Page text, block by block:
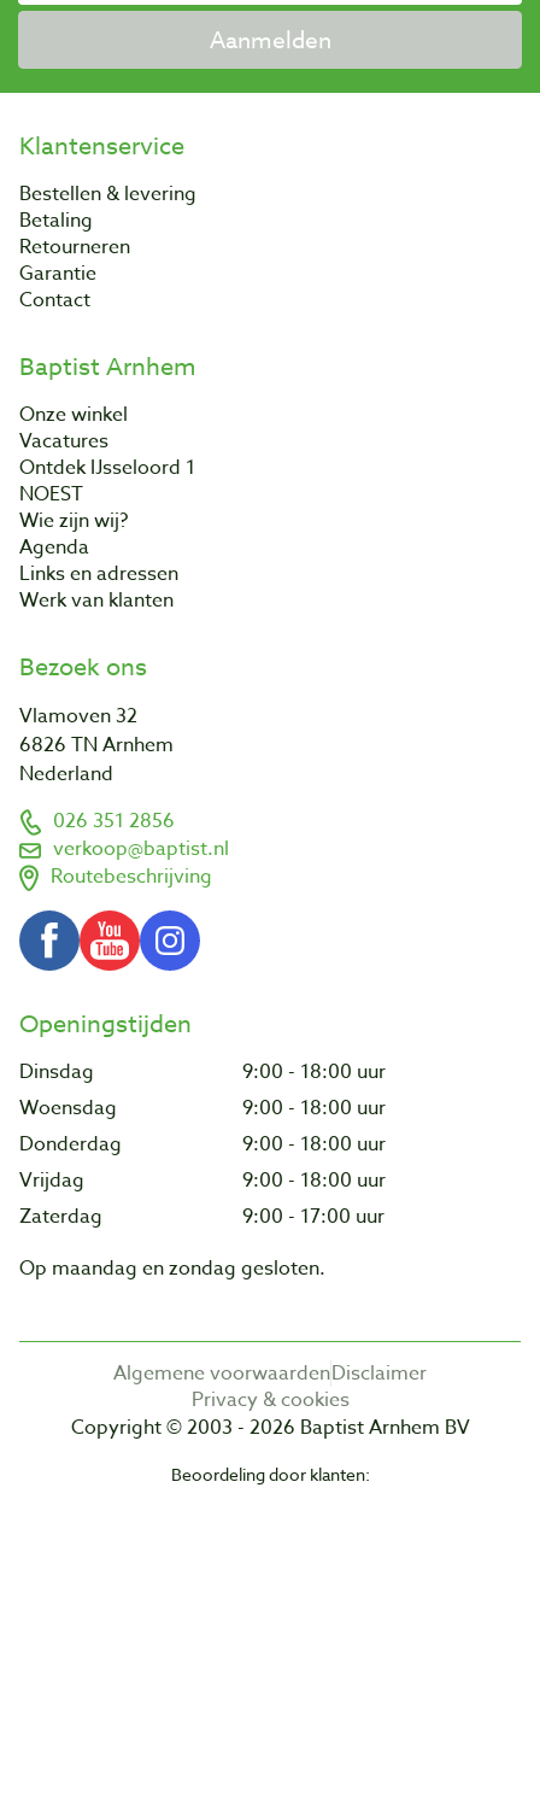
Aanmelden
Klantenservice
Bestellen & levering
Betaling
Retourneren
Garantie
Contact
Baptist Arnhem
Onze winkel
Vacatures
Ontdek IJsseloord 1
NOEST
Wie zijn wij?
Agenda
Links en adressen
Werk van klanten
Bezoek ons
Vlamoven 32
6826 TN Arnhem
Nederland
026 351 2856
verkoop@baptist.nl
Routebeschrijving
Openingstijden
Dinsdag
9:00 - 18:00 uur
Woensdag
9:00 - 18:00 uur
Donderdag
9:00 - 18:00 uur
Vrijdag
9:00 - 18:00 uur
Zaterdag
9:00 - 17:00 uur
Op maandag en zondag gesloten.
Algemene voorwaardenDisclaimer
Privacy & cookies
Copyright © 2003 - 2026 Baptist Arnhem BV
Beoordeling door klanten: